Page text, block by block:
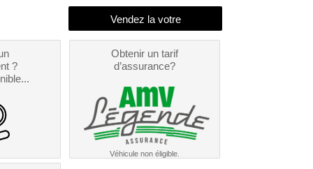
?
Obtenir un tarif
d’assurance?
Véhicule non éligible.